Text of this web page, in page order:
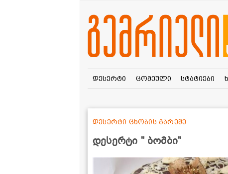
დესერტი ცომეული სტატიები
დესერტი " ბომბი"
დესერტი ცხობის გარეშე